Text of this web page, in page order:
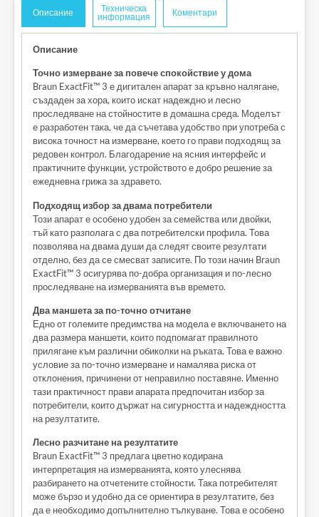
Описание
Техническа
информация
Коментари
Описание
Точно измерване за повече спокойствие у дома
Braun ExactFit™ 3 е дигитален апарат за кръвно налягане,
създаден за хора, които искат надеждно и лесно
проследяване на стойностите в домашна среда. Моделът
е разработен така, че да съчетава удобство при употреба с
висока точност на измерване, което го прави подходящ за
редовен контрол. Благодарение на ясния интерфейс и
практичните функции, устройството е добро решение за
ежедневна грижа за здравето.
Подходящ избор за двама потребители
Този апарат е особено удобен за семейства или двойки,
тъй като разполага с два потребителски профила. Това
позволява на двама души да следят своите резултати
отделно, без да се смесват записите. По този начин Braun
ExactFit™ 3 осигурява по-добра организация и по-лесно
проследяване на измерванията във времето.
Два маншета за по-точно отчитане
Едно от големите предимства на модела е включването на
два размера маншети, които подпомагат правилното
прилягане към различни обиколки на ръката. Това е важно
условие за по-точно измерване и намалява риска от
отклонения, причинени от неправилно поставяне. Именно
тази практичност прави апарата предпочитан избор за
потребители, които държат на сигурността и надеждността
на резултатите.
Лесно разчитане на резултатите
Braun ExactFit™ 3 предлага цветно кодирана
интерпретация на измерванията, която улеснява
разбирането на отчетените стойности. Така потребителят
може бързо и удобно да се ориентира в резултатите, без
да е необходимо допълнително тълкуване. Това е особено